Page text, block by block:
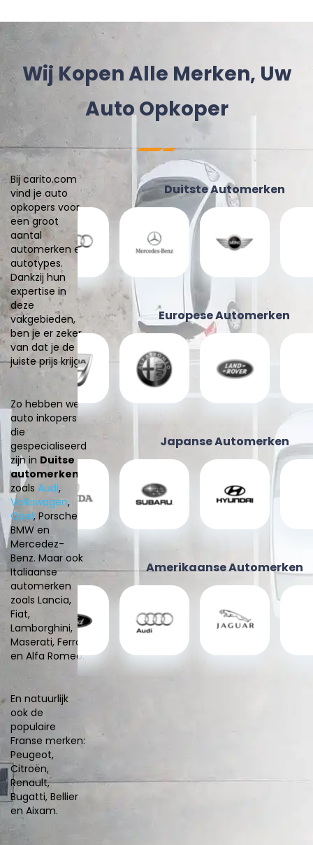
Wij Kopen Alle Merken, Uw
Auto Opkoper
Bij carito.com
vind je auto
opkopers voor
een groot
aantal
automerken en
autotypes.
Dankzij hun
expertise in
deze
vakgebieden,
ben je er zeker
van dat je de
juiste prijs krijgt.
Zo hebben we
auto inkopers
die
gespecialiseerd
zijn in Duitse
automerken
zoals Audi,
Volkswagen,
Opel, Porsche,
BMW en
Mercedez-
Benz. Maar ook
Italiaanse
automerken
zoals Lancia,
Fiat,
Lamborghini,
Maserati, Ferrari
en Alfa Romeo.
En natuurlijk
ook de
populaire
Franse merken:
Peugeot,
Citroën,
Renault,
Bugatti, Bellier
en Aixam.
Duitste Automerken
Europese Automerken
Japanse Automerken
Amerikaanse Automerken